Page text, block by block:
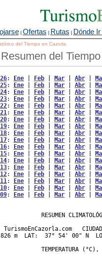
| Ofertas | Rutas | Dónde
del Tiempo en Cazorla
Resumen del
: Ene Feb Mar Abr
: Ene Feb Mar Abr
: Ene Feb Mar Abr
: Ene Feb Mar Abr
: Ene Feb Mar Abr
: Ene Feb Mar Abr
: Ene Feb Mar Abr
: Ene Feb Mar Abr
: Ene Feb Mar Abr
: Ene Feb Mar Abr
: Ene Feb Mar Abr
: Ene Feb Mar Abr
: Ene Feb Mar Abr
: Ene Feb Mar Abr
: Ene Feb Mar Abr
: Ene Feb Mar Abr
: Ene Feb Mar Abr
: Ene Feb Mar Abr
RESUMEN
TurismoEnCazorla.com
m  LAT:  37° 54' 00" N
TEMPERATURA